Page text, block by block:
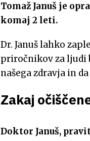
Tomaž Januš je
komaj 2 leti.
Dr. Januš lahko
priročnikov za ljudi
našega zdravja in
Zakaj
Doktor Januš,